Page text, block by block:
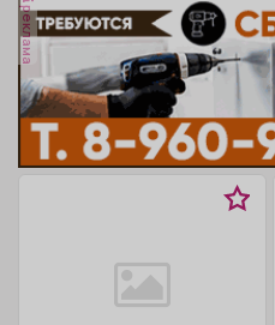
реклама